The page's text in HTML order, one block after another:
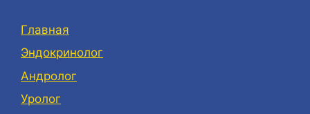
Главная
Эндокринолог
Андролог
Уролог